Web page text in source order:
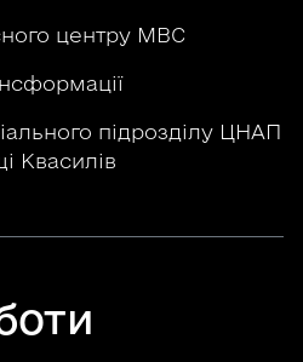
центру МВС
підрозділу ЦНАП
Квасилів